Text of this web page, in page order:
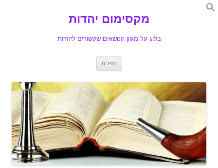
Search
מקסימום יהדות
בלוג על מגוון הנושאים שקשורים ליהדות
תפריט